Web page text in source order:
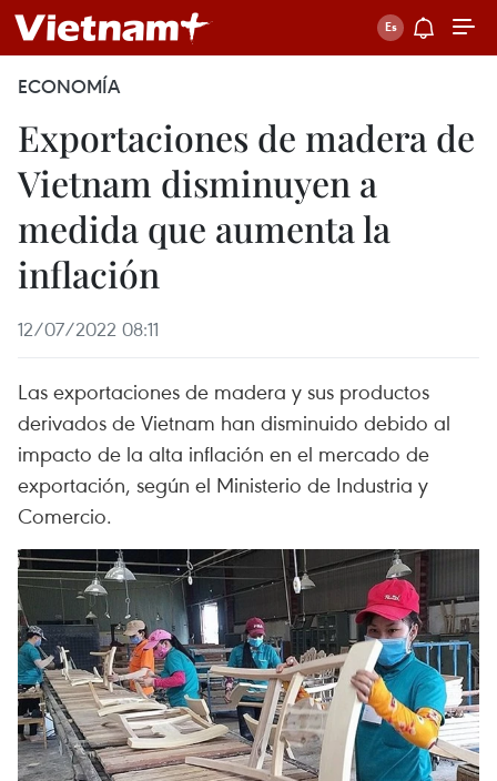
ECONOMÍA
Exportaciones de madera de
Vietnam disminuyen a
medida que aumenta la
inflación
12/07/2022 08:11
Las exportaciones de madera y sus productos
derivados de Vietnam han disminuido debido al
impacto de la alta inflación en el mercado de
exportación, según el Ministerio de Industria y
Comercio.